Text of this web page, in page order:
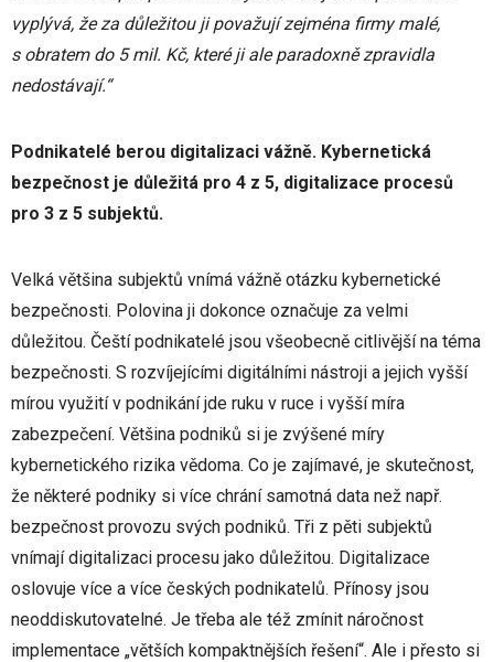
vyplývá, že za důležitou ji považují zejména firmy malé,
s obratem do 5 mil. Kč, které ji ale paradoxně zpravidla
nedostávají.“
Podnikatelé berou digitalizaci vážně. Kybernetická
bezpečnost je důležitá pro 4 z 5, digitalizace procesů
pro 3 z 5 subjektů.
Velká většina subjektů vnímá vážně otázku kybernetické
bezpečnosti. Polovina ji dokonce označuje za velmi
důležitou. Čeští podnikatelé jsou všeobecně citlivější na téma
bezpečnosti. S rozvíjejícími digitálními nástroji a jejich vyšší
mírou využití v podnikání jde ruku v ruce i vyšší míra
zabezpečení. Většina podniků si je zvýšené míry
kybernetického rizika vědoma. Co je zajímavé, je skutečnost,
že některé podniky si více chrání samotná data než např.
bezpečnost provozu svých podniků. Tři z pěti subjektů
vnímají digitalizaci procesu jako důležitou. Digitalizace
oslovuje více a více českých podnikatelů. Přínosy jsou
neoddiskutovatelné. Je třeba ale též zmínit náročnost
implementace „větších kompaktnějších řešení“. Ale i přesto si